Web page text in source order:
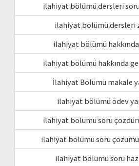
ilahiyat bölümü dersleri
ilahiyat bölümü dersleri
ilahiyat bölümü
ilahiyat bölümü hakkında
İlahiyat Bölümü makale
ilahiyat bölümü ödev
ilahiyat bölümü soru
ilahiyat bölümü soru
ilahiyat bölümü soru